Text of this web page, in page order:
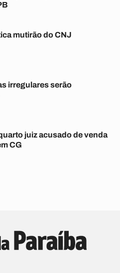
mutirão do CNJ
irregulares serão
juiz acusado de venda
CG